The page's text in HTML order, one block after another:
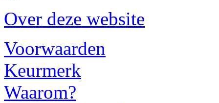
Over deze website
Voorwaarden
Keurmerk
Waarom?